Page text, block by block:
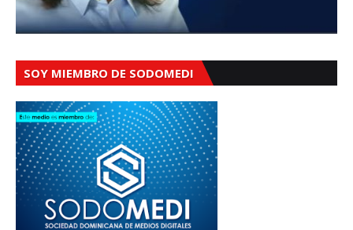
SOY MIEMBRO DE SODOMEDI